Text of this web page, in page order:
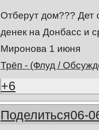
Отберут дом??? Дет
денек на Донбасс и
Миронова 1 июня
Трёп - (Флуд /
+6
Поделиться06-